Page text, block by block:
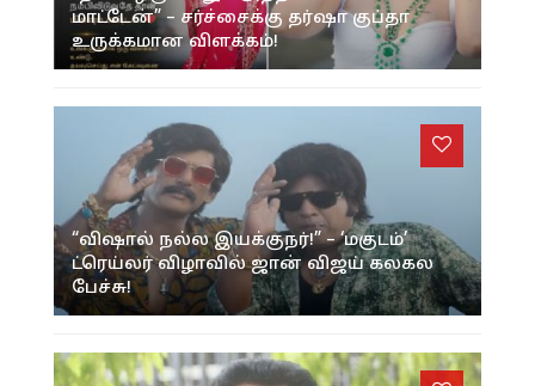
மாட்டேன்” – சர்ச்சைக்கு தர்ஷா குப்தா
உருக்கமான விளக்கம்!
“விஷால் நல்ல இயக்குநர்!” – ‘மகுடம்’
ட்ரெய்லர் விழாவில் ஜான் விஜய் கலகல
பேச்சு!